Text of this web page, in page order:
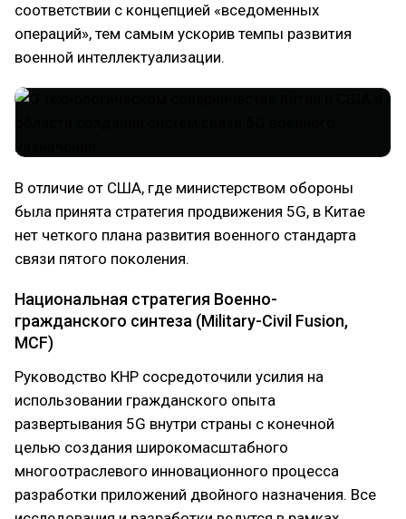
соответствии с концепцией «вседоменных
операций», тем самым ускорив темпы развития
военной интеллектуализации.
В отличие от США, где министерством обороны
была принята стратегия продвижения 5G, в Китае
нет четкого плана развития военного стандарта
связи пятого поколения.
Национальная стратегия Военно-
гражданского синтеза (Military-Civil Fusion,
MCF)
Руководство КНР сосредоточили усилия на
использовании гражданского опыта
развертывания 5G внутри страны с конечной
целью создания широкомасштабного
многоотраслевого инновационного процесса
разработки приложений двойного назначения. Все